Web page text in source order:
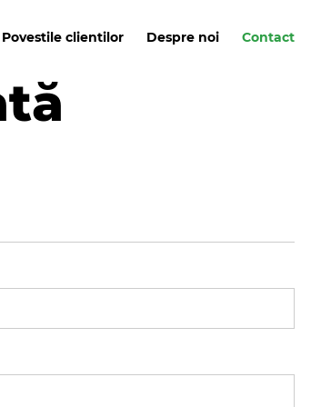
Povestile clientilor Despre noi Contact